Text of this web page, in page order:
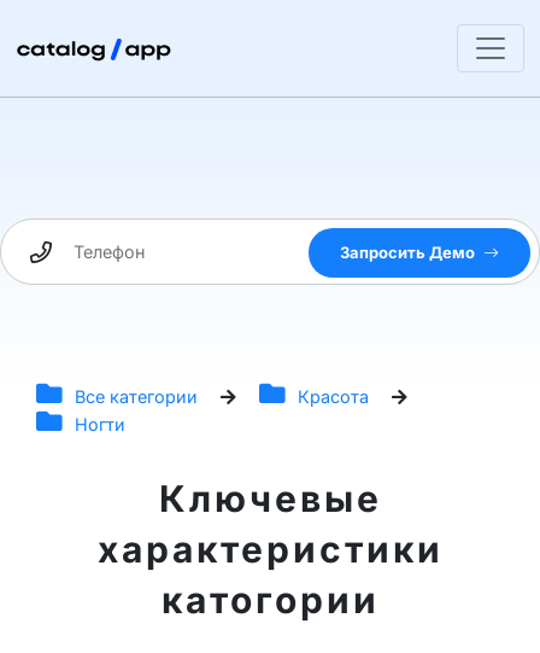
Запросить Демо
Все категории
Красота
Ногти
Ключевые
характеристики
катогории